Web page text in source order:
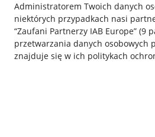
Administratorem Twoich danych
niektórych przypadkach nasi
“Zaufani Partnerzy IAB Europe” (9
przetwarzania danych osobowych
znajduje się w ich politykach
Jak to działa
Napisz do nas
Allegro Gadane dla